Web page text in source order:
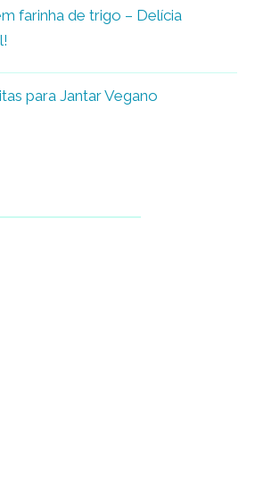
farinha de trigo – Delícia
para Jantar Vegano